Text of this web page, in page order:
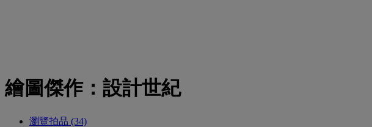
繪圖傑作：設計世紀
瀏覽拍品 (34)